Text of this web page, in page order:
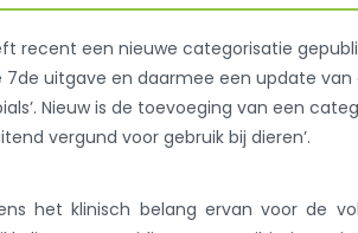
recent een nieuwe categorisatie
7de uitgave en daarmee een update van
Nieuw is de toevoeging van een
vergund voor gebruik bij dieren’.
het klinisch belang ervan voor de